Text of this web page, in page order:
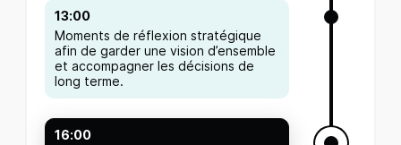
13:00
Moments de réflexion stratégique
afin de garder une vision d’ensemble
et accompagner les décisions de
long terme.
16:00